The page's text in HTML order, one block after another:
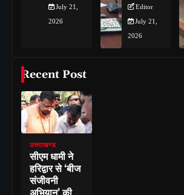
July 21,
2026
Editor
July 21,
2026
Recent Post
उत्तराखण्ड
सीएम धामी ने
हरिद्वार से ‘बीज
संजीवनी